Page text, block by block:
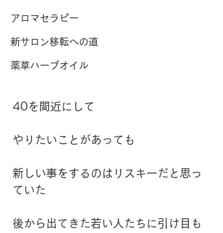
アロマセラピー
新サロン移転への道
薬草ハーブオイル
40を間近にして
やりたいことがあっても
新しい事をするのはリスキーだと思っ
ていた
後から出てきた若い人たちに引け目も